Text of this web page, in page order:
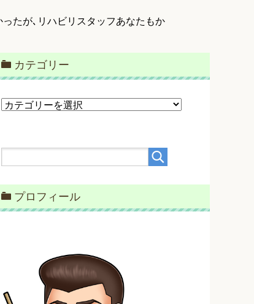
たが､リハビリスタッフあなたもか
カテゴリー
カ
プロフィール